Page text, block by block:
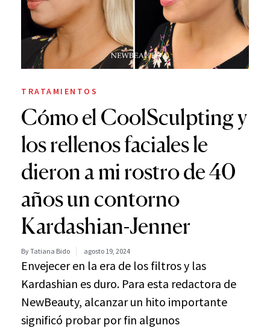
TRATAMIENTOS
Cómo el CoolSculpting y
los rellenos faciales le
dieron a mi rostro de 40
años un contorno
Kardashian-Jenner
By Tatiana Bido agosto 19, 2024
Envejecer en la era de los filtros y las
Kardashian es duro. Para esta redactora de
NewBeauty, alcanzar un hito importante
significó probar por fin algunos